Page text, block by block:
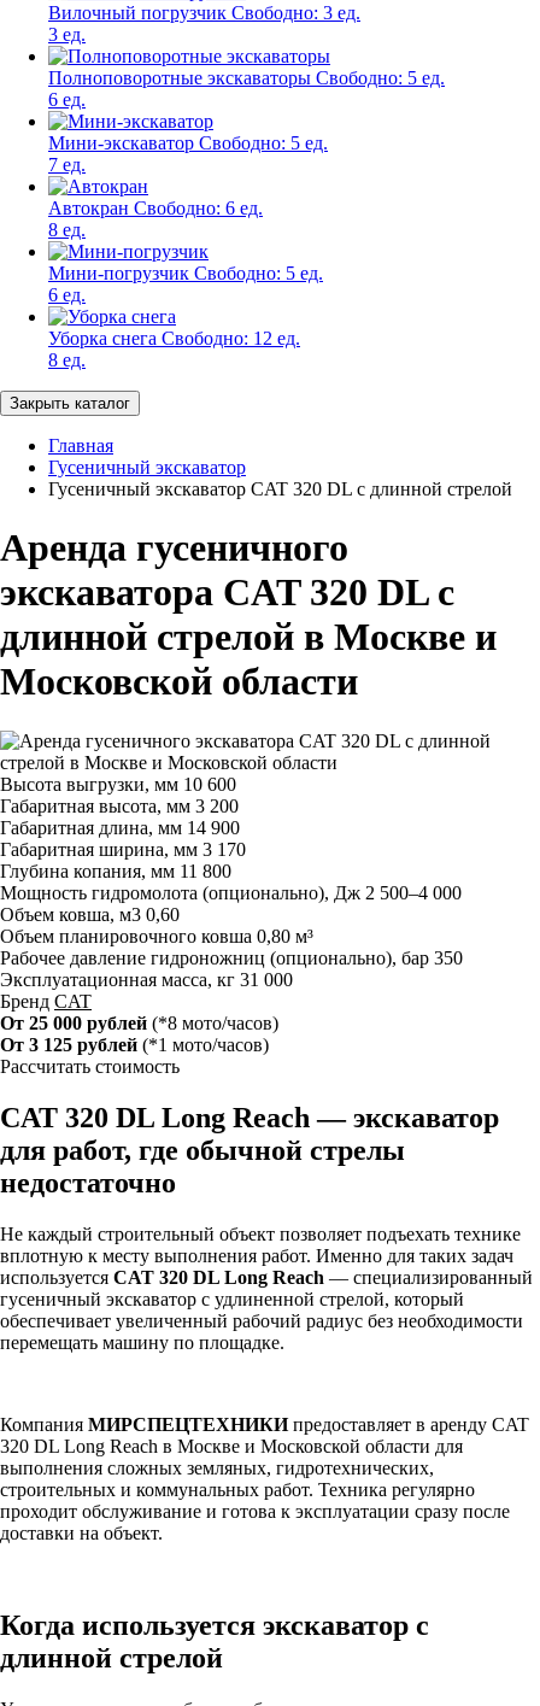
Вилочный погрузчик Свободно: 3 ед.
3 ед.
Полноповоротные экскаваторы Свободно: 5 ед.
6 ед.
Мини-экскаватор Свободно: 5 ед.
7 ед.
Автокран Свободно: 6 ед.
8 ед.
Мини-погрузчик Свободно: 5 ед.
6 ед.
Уборка снега Свободно: 12 ед.
8 ед.
Закрыть каталог
Главная
Гусеничный экскаватор
Гусеничный экскаватор CAT 320 DL с длинной стрелой
Аренда гусеничного
экскаватора CAT 320 DL с
длинной стрелой в Москве и
Московской области
Высота выгрузки, мм 10 600
Габаритная высота, мм 3 200
Габаритная длина, мм 14 900
Габаритная ширина, мм 3 170
Глубина копания, мм 11 800
Мощность гидромолота (опционально), Дж 2 500–4 000
Объем ковша, м3 0,60
Объем планировочного ковша 0,80 м³
Рабочее давление гидроножниц (опционально), бар 350
Эксплуатационная масса, кг 31 000
Бренд CAT
От 25 000 рублей (*8 мото/часов)
От 3 125 рублей (*1 мото/часов)
Рассчитать стоимость
CAT 320 DL Long Reach — экскаватор
для работ, где обычной стрелы
недостаточно
Не каждый строительный объект позволяет подъехать технике
вплотную к месту выполнения работ. Именно для таких задач
используется CAT 320 DL Long Reach — специализированный
гусеничный экскаватор с удлиненной стрелой, который
обеспечивает увеличенный рабочий радиус без необходимости
перемещать машину по площадке.
Компания МИРСПЕЦТЕХНИКИпредоставляет в аренду CAT
320 DL Long Reach в Москве и Московской области для
выполнения сложных земляных, гидротехнических,
строительных и коммунальных работ. Техника регулярно
проходит обслуживание и готова к эксплуатации сразу после
доставки на объект.
Когда используется экскаватор с
длинной стрелой